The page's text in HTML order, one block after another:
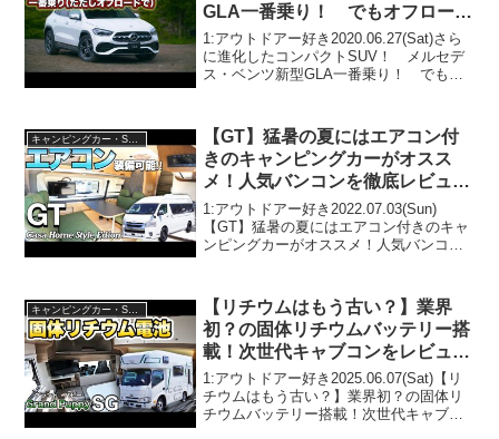
GLA一番乗り！ でもオフロード
でちょっとだけ！
1:アウトドアー好き2020.06.27(Sat)さら
に進化したコンパクトSUV！ メルセデ
ス・ベンツ新型GLA一番乗り！ でもオ
ドアー好き2020.06.27(Sa...
キャンピングカー・SUV人気車種
【GT】猛暑の夏にはエアコン付
きのキャンピングカーがオスス
メ！人気バンコンを徹底レビュ
ー！【トイファクトリー】
1:アウトドアー好き2022.07.03(Sun)
【GT】猛暑の夏にはエアコン付きのキャ
ンピングカーがオススメ！人気バンコン
で！！2:アウトドアー好き2022.07.03...
【リチウムはもう古い？】業界
初？の固体リチウムバッテリー搭
載！次世代キャブコンをレビュー
【グランドパピーSG】
1:アウトドアー好き2025.06.07(Sat)【リ
チウムはもう古い？】業界初？の固体リ
チウムバッテリー搭載！次世代キャブコ